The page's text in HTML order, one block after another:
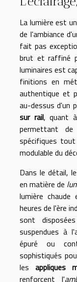
La lumière est
de l'ambiance
fait pas
brut et raffiné
luminaires est
finitions en
authentique et
au-dessus d'un
sur rail, quant
permettant
spécifiques
modulable du
Dans le détail,
en matière de
lumière
heures de l'ère
sont
suspendues à
épuré ou
sophistiqués
les appliques
renforcent l'